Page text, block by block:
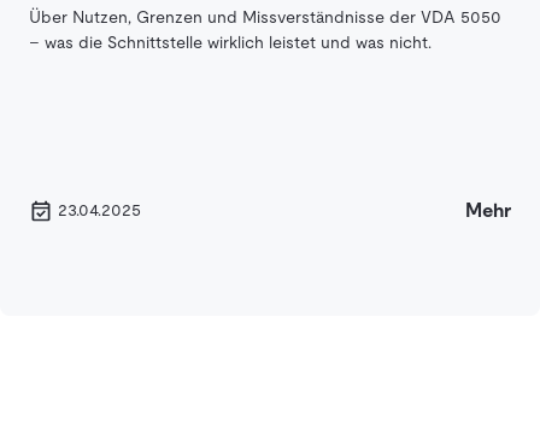
Über Nutzen, Grenzen und Missverständnisse der VDA 5050
– was die Schnittstelle wirklich leistet und was nicht.
23.04.2025 Mehr